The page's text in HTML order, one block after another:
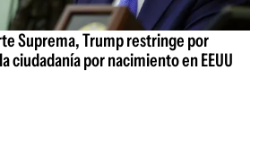
Suprema, Trump restringe por
ciudadanía por nacimiento en EEUU